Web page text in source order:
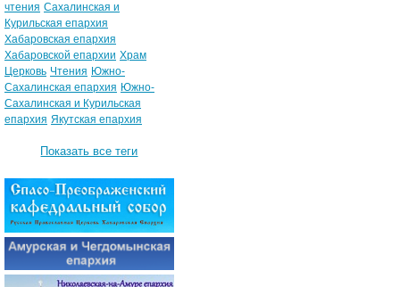
чтения Сахалинская и
Курильская епархия
Хабаровская епархия
Хабаровской епархии Храм
Церковь Чтения Южно-
Сахалинская епархия Южно-
Сахалинская и Курильская
епархия Якутская епархия
Показать все теги